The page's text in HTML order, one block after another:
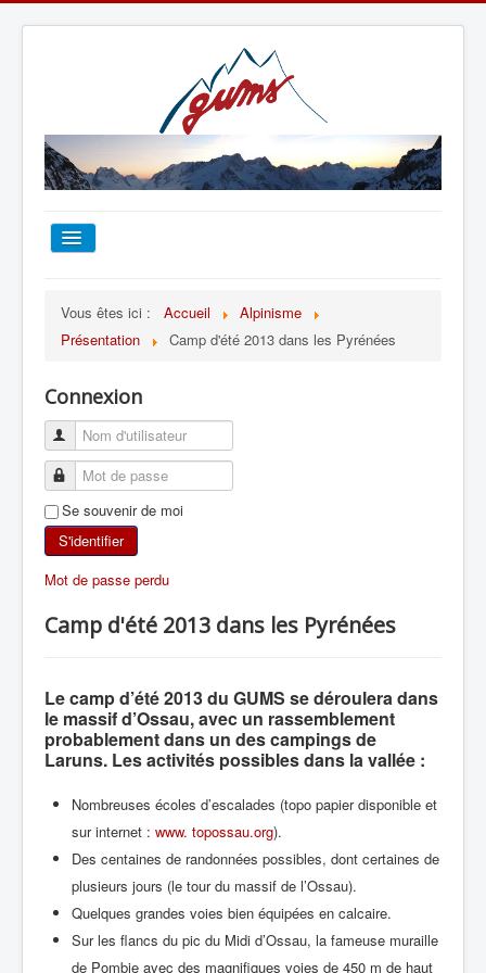
TOUT SUR LE GUMS
ESCALADE
ALPINISME
SKI DE RANDONNÉE
RANDONNÉE SPORTIVE
Vous êtes ici : Accueil
Alpinisme
Présentation
Camp d'été 2013 dans les Pyrénées
Connexion
Se souvenir de moi
S'identifier
Mot de passe perdu
Camp d'été 2013 dans les Pyrénées
Le camp d’été 2013 du GUMS se déroulera dans
le massif d’Ossau, avec un rassemblement
probablement dans un des campings de
Laruns. Les activités possibles dans la vallée :
Nombreuses écoles d’escalades (topo papier disponible et
sur internet : www. topossau.org).
Des centaines de randonnées possibles, dont certaines de
plusieurs jours (le tour du massif de l’Ossau).
Quelques grandes voies bien équipées en calcaire.
Sur les flancs du pic du Midi d’Ossau, la fameuse muraille
de Pombie avec des magnifiques voies de 450 m de haut